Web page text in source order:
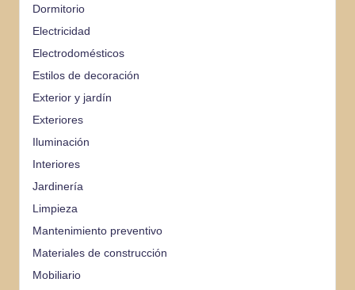
Dormitorio
Electricidad
Electrodomésticos
Estilos de decoración
Exterior y jardín
Exteriores
Iluminación
Interiores
Jardinería
Limpieza
Mantenimiento preventivo
Materiales de construcción
Mobiliario